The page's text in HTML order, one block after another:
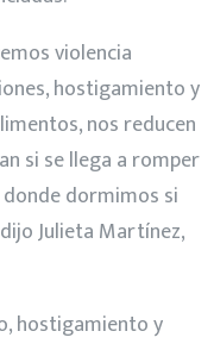
violencia
hostigamiento y
nos reducen
si se llega a romper
dormimos si
Julieta Martínez,
hostigamiento y